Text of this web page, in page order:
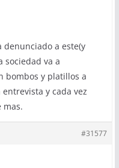
denunciado a este(y
sociedad va a
bombos y platillos a
y cada vez
mas.
#31577